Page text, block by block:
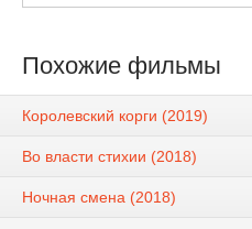
Похожие фильмы
Королевский корги (2019)
Во власти стихии (2018)
Ночная смена (2018)